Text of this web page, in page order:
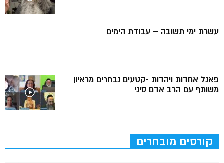
עשרת ימי תשובה – עבודת הימים
פאנל אחדות ויהדות -קטעים נבחרים מראיון
משותף עם הרב אדם סיני
קורסים מובחרים